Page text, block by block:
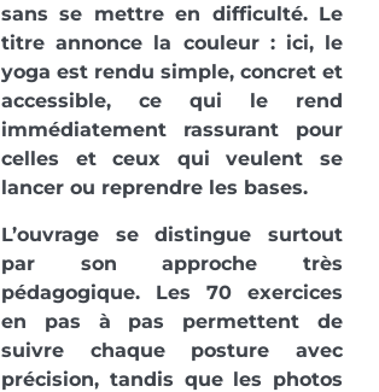
sans se mettre en difficulté. Le
titre annonce la couleur : ici, le
yoga est rendu simple, concret et
accessible, ce qui le rend
immédiatement rassurant pour
celles et ceux qui veulent se
lancer ou reprendre les bases.
L’ouvrage se distingue surtout
par son approche très
pédagogique. Les 70 exercices
en pas à pas permettent de
suivre chaque posture avec
précision, tandis que les photos